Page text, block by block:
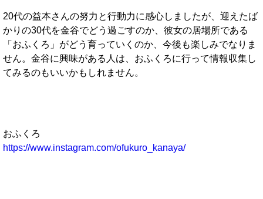
20代の益本さんの努力と行動力に感心しましたが、迎えたば
かりの30代を金谷でどう過ごすのか、彼女の居場所である
「おふくろ」がどう育っていくのか、今後も楽しみでなりま
せん。金谷に興味がある人は、おふくろに行って情報収集し
てみるのもいいかもしれません。
おふくろ
https://www.instagram.com/ofukuro_kanaya/